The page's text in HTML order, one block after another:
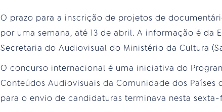
O prazo para a inscrição de projetos de
por uma semana, até 13 de abril. A informação é da
Secretaria do Audiovisual do Ministério da Cultura
O concurso internacional é uma iniciativa do
Conteúdos Audiovisuais da Comunidade dos
para o envio de candidaturas terminava nesta